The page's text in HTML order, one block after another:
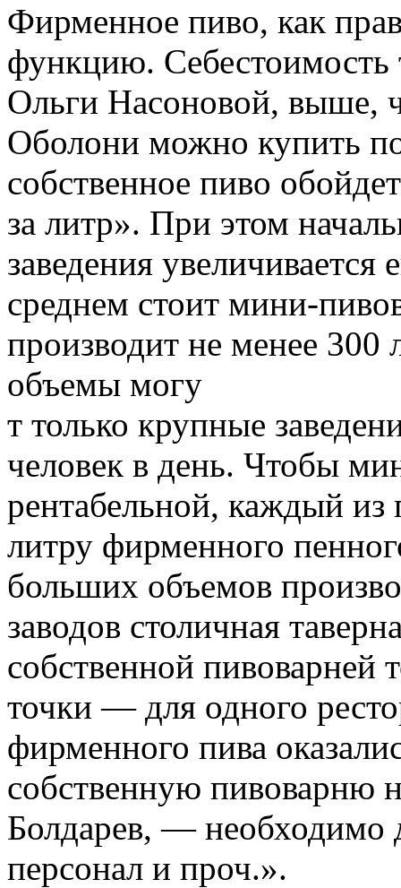
Фирменное пиво, как
функцию. Себестоимость
Ольги Насоновой, выше,
Оболони можно купить
собственное пиво
за литр». При этом
заведения
среднем стоит мини-
производит не менее 300
объемы могу
т только крупные
человек в день. Чтобы
рентабельной, каждый из
литру фирменного
больших объемов
заводов столичная
собственной пивоварней
точки — для одного
фирменного пива
собственную пивоварню
Болдарев, — необходимо
персонал и проч.».